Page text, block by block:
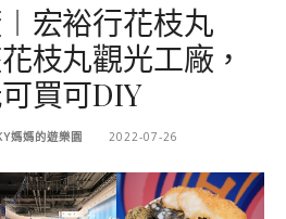
宏裕行花枝丸
枝丸觀光工廠，
買可DIY
媽媽的遊樂園 2022-07-26